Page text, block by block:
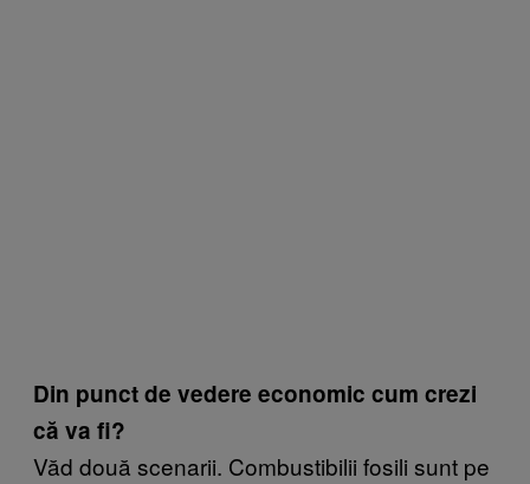
Din punct de vedere economic cum crezi
că va fi?
Văd două scenarii. Combustibilii fosili sunt pe